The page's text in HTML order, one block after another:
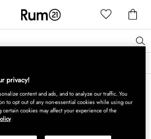
Stålmöbler* →
privacy!
content and ads, and to analyze our traffic. You
to opt out of any non-essential cookies while using our
cookies may affect your experience of the